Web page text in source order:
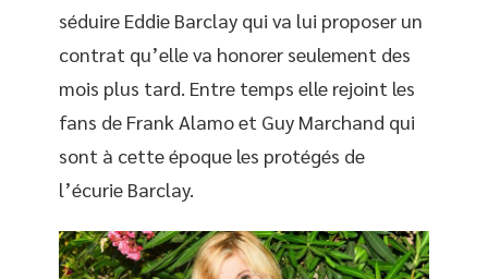
séduire Eddie Barclay qui va lui proposer un
contrat qu’elle va honorer seulement des
mois plus tard. Entre temps elle rejoint les
fans de Frank Alamo et Guy Marchand qui
sont à cette époque les protégés de
l’écurie Barclay.